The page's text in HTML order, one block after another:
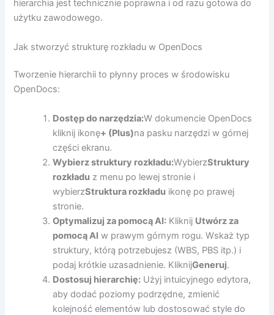
hierarchia jest technicznie poprawna i od razu gotowa do
użytku zawodowego.
Jak stworzyć strukturę rozkładu w OpenDocs
Tworzenie hierarchii to płynny proces w środowisku
OpenDocs:
Dostęp do narzędzia:W dokumencie OpenDocs
kliknij ikonę+ (Plus)na pasku narzędzi w górnej
części ekranu.
Wybierz struktury rozkładu:WybierzStruktury
rozkładu z menu po lewej stronie i
wybierzStruktura rozkładu ikonę po prawej
stronie.
Optymalizuj za pomocą AI: Kliknij Utwórz za
pomocą AI w prawym górnym rogu. Wskaż typ
struktury, którą potrzebujesz (WBS, PBS itp.) i
podaj krótkie uzasadnienie. KliknijGeneruj.
Dostosuj hierarchię: Użyj intuicyjnego edytora,
aby dodać poziomy podrzędne, zmienić
kolejność elementów lub dostosować style do